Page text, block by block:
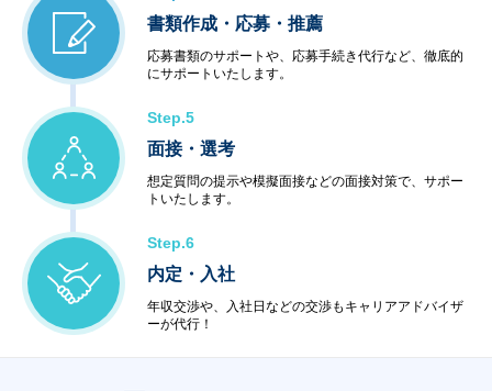
書類作成・応募・推薦
応募書類のサポートや、応募手続き代行など、徹底的
にサポートいたします。
Step.5
面接・選考
想定質問の提示や模擬面接などの面接対策で、サポー
トいたします。
Step.6
内定・入社
年収交渉や、入社日などの交渉もキャリアアドバイザ
ーが代行！